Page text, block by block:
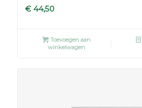
€44,50
Toevoegen aan
winkelwagen